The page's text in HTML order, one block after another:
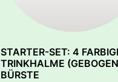
STARTER-SET: 4
TRINKHALME
BÜRSTE